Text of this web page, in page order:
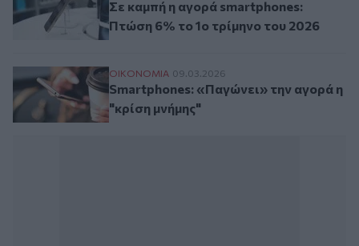
Σε καμπή η αγορά smartphones:
Πτώση 6% το 1ο τρίμηνο του 2026
Smartphones: «Παγώνει» την αγορά η
ΟΙΚΟΝΟΜΙΑ 09.03.2026
Smartphones: «Παγώνει» την αγορά η
"κρίση μνήμης"